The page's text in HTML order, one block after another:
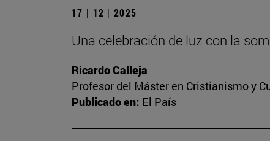
17 | 12 | 2025
Una celebración de luz con la
Ricardo Calleja
Profesor del Máster en Cristianismo y
Publicado en: El País